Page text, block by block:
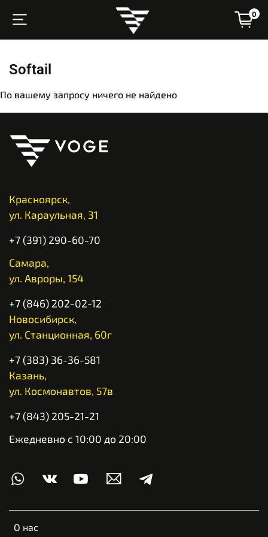
0
Softail
По вашему запросу ничего не найдено
О нас
Красноярск,
ул. Караульная, 31
+7 (391) 290-60-70
Самара,
ул. Авроры, 154
+7 (846) 202-02-12
Новосибирск,
ул. Станционная, 60г
+7 (383) 36-36-581
Казань,
ул. Космонавтов, 57в
+7 (843) 205-21-21
Ежедневно с 10:00 до 20:00